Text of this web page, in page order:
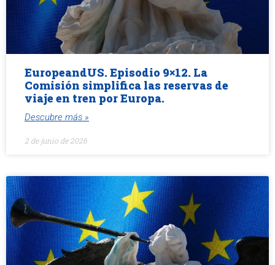
EuropeandUS. Episodio 9×12. La
Comisión simplifica las reservas de
viaje en tren por Europa.
Descubre más »
2 de junio de 2026